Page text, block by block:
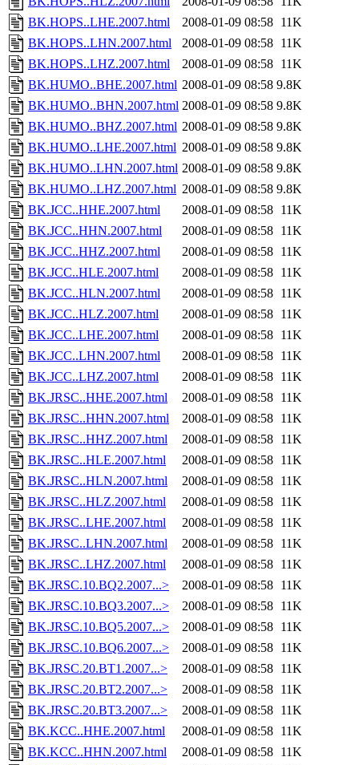
BK.HOPS..LHE.2007.html
2008-01-09 08:58 11K
BK.HOPS..LHN.2007.html
2008-01-09 08:58 11K
BK.HOPS..LHZ.2007.html
2008-01-09 08:58 11K
BK.HUMO..BHE.2007.html 2008-01-09 08:58 9.8K
BK.HUMO..BHN.2007.html 2008-01-09 08:58 9.8K
BK.HUMO..BHZ.2007.html 2008-01-09 08:58 9.8K
BK.HUMO..LHE.2007.html 2008-01-09 08:58 9.8K
BK.HUMO..LHN.2007.html 2008-01-09 08:58 9.8K
BK.HUMO..LHZ.2007.html 2008-01-09 08:58 9.8K
BK.JCC..HHE.2007.html
2008-01-09 08:58 11K
BK.JCC..HHN.2007.html
2008-01-09 08:58 11K
BK.JCC..HHZ.2007.html
2008-01-09 08:58 11K
BK.JCC..HLE.2007.html
2008-01-09 08:58 11K
BK.JCC..HLN.2007.html
2008-01-09 08:58 11K
BK.JCC..HLZ.2007.html
2008-01-09 08:58 11K
BK.JCC..LHE.2007.html
2008-01-09 08:58 11K
BK.JCC..LHN.2007.html
2008-01-09 08:58 11K
BK.JCC..LHZ.2007.html
2008-01-09 08:58 11K
BK.JRSC..HHE.2007.html
2008-01-09 08:58 11K
BK.JRSC..HHN.2007.html
2008-01-09 08:58 11K
BK.JRSC..HHZ.2007.html
2008-01-09 08:58 11K
BK.JRSC..HLE.2007.html
2008-01-09 08:58 11K
BK.JRSC..HLN.2007.html
2008-01-09 08:58 11K
BK.JRSC..HLZ.2007.html
2008-01-09 08:58 11K
BK.JRSC..LHE.2007.html
2008-01-09 08:58 11K
BK.JRSC..LHN.2007.html
2008-01-09 08:58 11K
BK.JRSC..LHZ.2007.html
2008-01-09 08:58 11K
BK.JRSC.10.BQ2.2007...>
2008-01-09 08:58 11K
BK.JRSC.10.BQ3.2007...>
2008-01-09 08:58 11K
BK.JRSC.10.BQ5.2007...>
2008-01-09 08:58 11K
BK.JRSC.10.BQ6.2007...>
2008-01-09 08:58 11K
BK.JRSC.20.BT1.2007...>
2008-01-09 08:58 11K
BK.JRSC.20.BT2.2007...>
2008-01-09 08:58 11K
BK.JRSC.20.BT3.2007...>
2008-01-09 08:58 11K
BK.KCC..HHE.2007.html
2008-01-09 08:58 11K
BK.KCC..HHN.2007.html
2008-01-09 08:58 11K